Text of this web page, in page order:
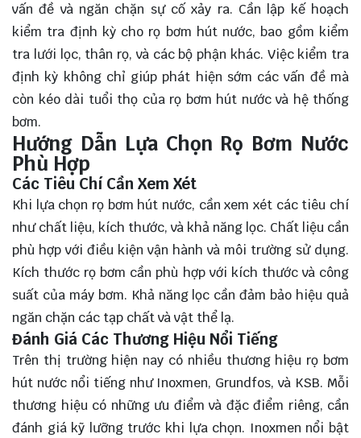
vấn đề và ngăn chặn sự cố xảy ra. Cần lập kế hoạch
kiểm tra định kỳ cho rọ bơm hút nước, bao gồm kiểm
tra lưới lọc, thân rọ, và các bộ phận khác. Việc kiểm tra
định kỳ không chỉ giúp phát hiện sớm các vấn đề mà
còn kéo dài tuổi thọ của rọ bơm hút nước và hệ thống
bơm.
Hướng Dẫn Lựa Chọn Rọ Bơm Nước
Phù Hợp
Các Tiêu Chí Cần Xem Xét
Khi lựa chọn rọ bơm hút nước, cần xem xét các tiêu chí
như chất liệu, kích thước, và khả năng lọc. Chất liệu cần
phù hợp với điều kiện vận hành và môi trường sử dụng.
Kích thước rọ bơm cần phù hợp với kích thước và công
suất của máy bơm. Khả năng lọc cần đảm bảo hiệu quả
ngăn chặn các tạp chất và vật thể lạ.
Đánh Giá Các Thương Hiệu Nổi Tiếng
Trên thị trường hiện nay có nhiều thương hiệu rọ bơm
hút nước nổi tiếng như Inoxmen, Grundfos, và KSB. Mỗi
thương hiệu có những ưu điểm và đặc điểm riêng, cần
đánh giá kỹ lưỡng trước khi lựa chọn. Inoxmen nổi bật